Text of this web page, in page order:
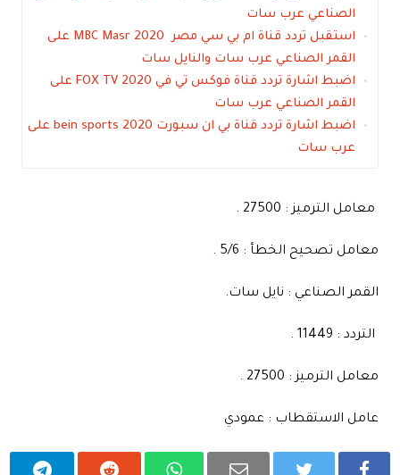
الصناعي عرب سات
استقبل تردد قناة ام بي سي مصر 2020 MBC Masr على
القمر الصناعي عرب سات والنايل سات
اضبط اشارة تردد قناة فوكس تي في FOX TV 2020 على
القمر الصناعي عرب سات
اضبط اشارة تردد قناة بي ان سبورت bein sports 2020 على
عرب سات
معامل الترميز : 27500 .
معامل تصحيح الخطأ : 5/6 .
القمر الصناعي : نايل سات.
التردد : 11449 .
معامل الترميز : 27500 .
عامل الاستقطاب : عمودي